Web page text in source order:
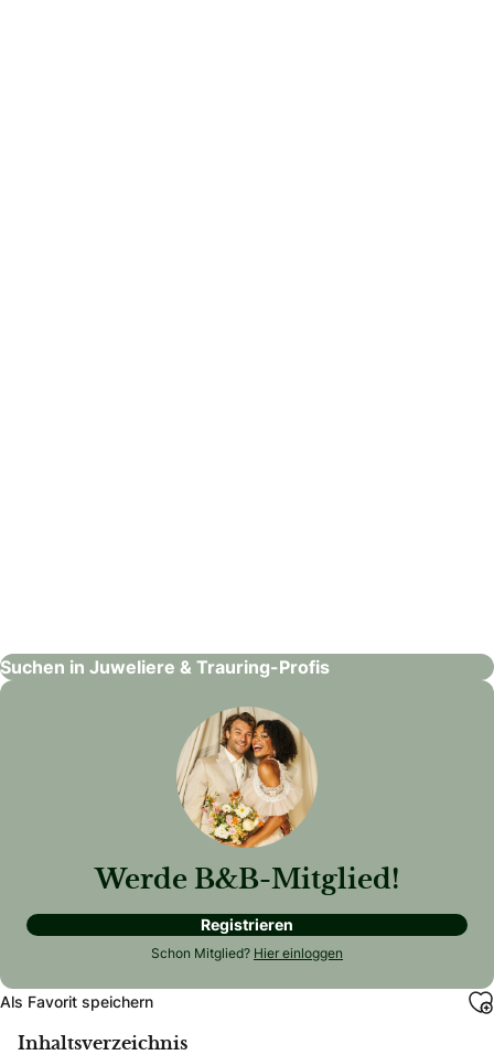
Suchen in Juweliere & Trauring-Profis
Werde B&B-Mitglied!
Registrieren
Schon Mitglied? Hier einloggen
Als Favorit speichern
Inhaltsverzeichnis